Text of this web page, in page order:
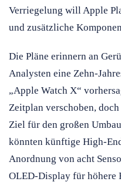
Verriegelung will Apple
und zusätzliche
Die Pläne erinnern an
Analysten eine Zehn-
„Apple Watch X“
Zeitplan verschoben,
Ziel für den großen
könnten künftige High-
Anordnung von acht
OLED-Display für höhere